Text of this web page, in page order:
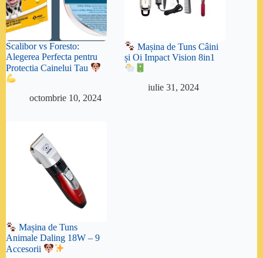
Scalibor vs Foresto:
Alegerea Perfecta pentru
Protectia Cainelui Tau
octombrie 10, 2024
Mașina de Tuns Câini
și Oi Impact Vision 8in1
iulie 31, 2024
Mașina de Tuns
Animale Daling 18W – 9
Accesorii